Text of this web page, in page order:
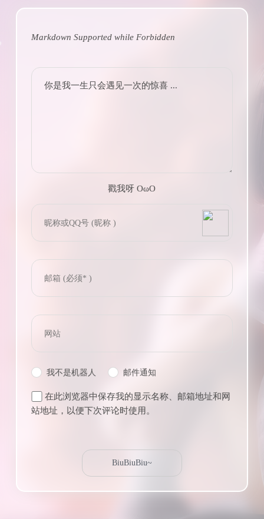
Markdown Supported whileForbidden
你是我一生只会遇见一次的惊喜 ...
戳我呀 OωO
Tieba
我不是机器人 邮件通知
在此浏览器中保存我的显示名称、邮箱地址和网
站地址，以便下次评论时使用。